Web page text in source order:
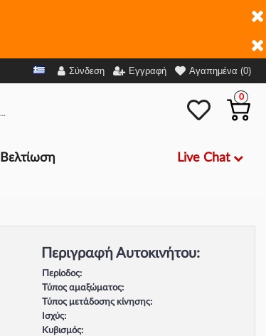
Σύνδεση Εγγραφή Αγαπημένα (0)
Δεν έχετε επιλέξει αμάξι.
0
Βελτίωση
Live Chat
Περιγραφή Αυτοκινήτου:
Περίοδος:
Τύπος αμαξώματος:
Τύπος μετάδοσης κίνησης:
Ισχύς:
Κυβισμός: